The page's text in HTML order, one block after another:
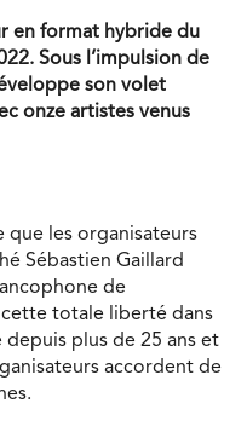
en format hybride du
Sous l’impulsion de
son volet
onze artistes venus
que les organisateurs
Sébastien Gaillard
de
cette totale liberté dans
depuis plus de 25 ans et
accordent de